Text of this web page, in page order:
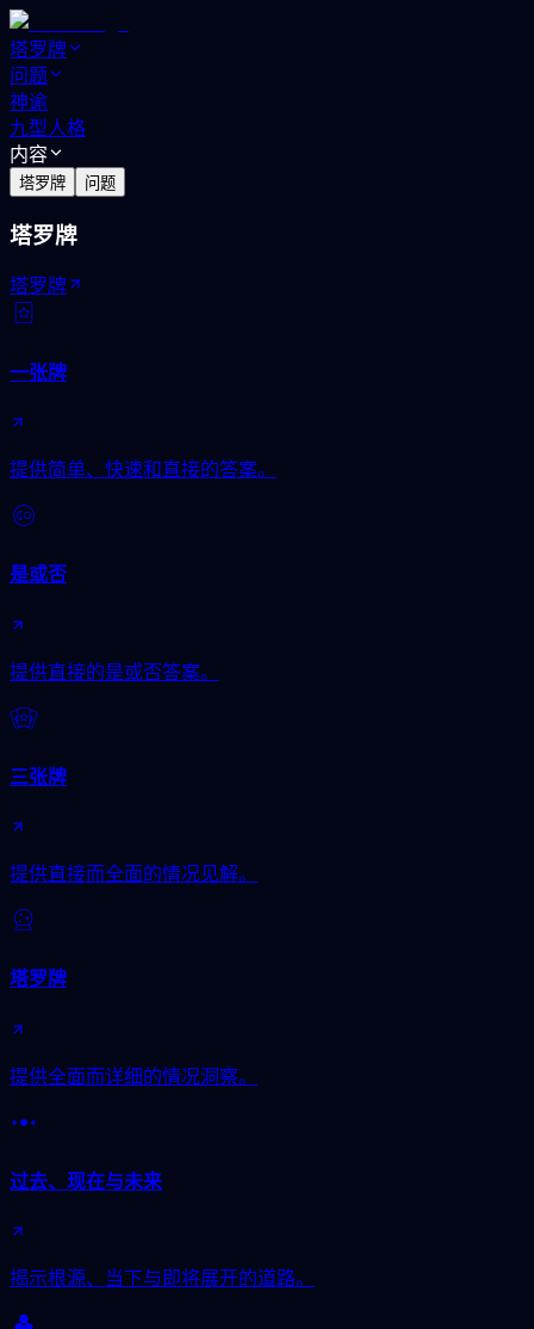
塔罗牌
问题
神谕
九型人格
内容
塔罗牌 问题
塔罗牌
塔罗牌
一张牌
提供简单、快速和直接的答案。
是或否
提供直接的是或否答案。
三张牌
提供直接而全面的情况见解。
塔罗牌
提供全面而详细的情况洞察。
过去、现在与未来
揭示根源、当下与即将展开的道路。